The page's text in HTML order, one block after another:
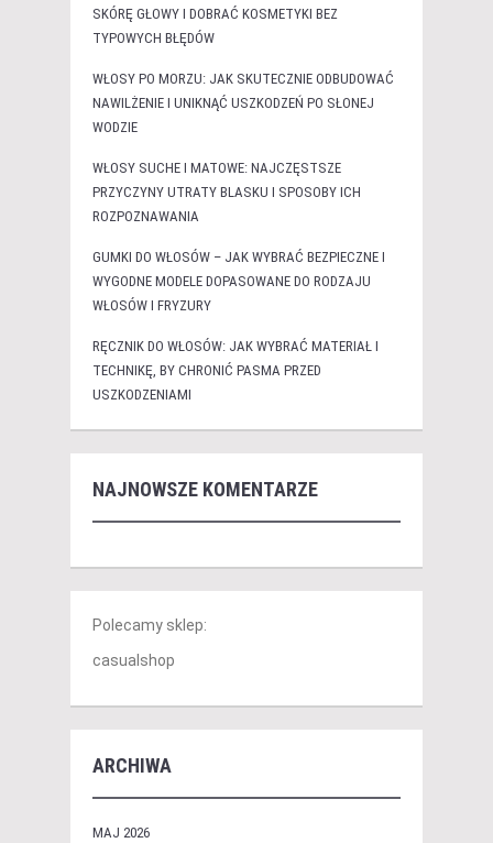
SKÓRĘ GŁOWY I DOBRAĆ KOSMETYKI BEZ
TYPOWYCH BŁĘDÓW
WŁOSY PO MORZU: JAK SKUTECZNIE ODBUDOWAĆ
NAWILŻENIE I UNIKNĄĆ USZKODZEŃ PO SŁONEJ
WODZIE
WŁOSY SUCHE I MATOWE: NAJCZĘSTSZE
PRZYCZYNY UTRATY BLASKU I SPOSOBY ICH
ROZPOZNAWANIA
GUMKI DO WŁOSÓW – JAK WYBRAĆ BEZPIECZNE I
WYGODNE MODELE DOPASOWANE DO RODZAJU
WŁOSÓW I FRYZURY
RĘCZNIK DO WŁOSÓW: JAK WYBRAĆ MATERIAŁ I
TECHNIKĘ, BY CHRONIĆ PASMA PRZED
USZKODZENIAMI
NAJNOWSZE KOMENTARZE
Polecamy sklep:
casualshop
ARCHIWA
MAJ 2026